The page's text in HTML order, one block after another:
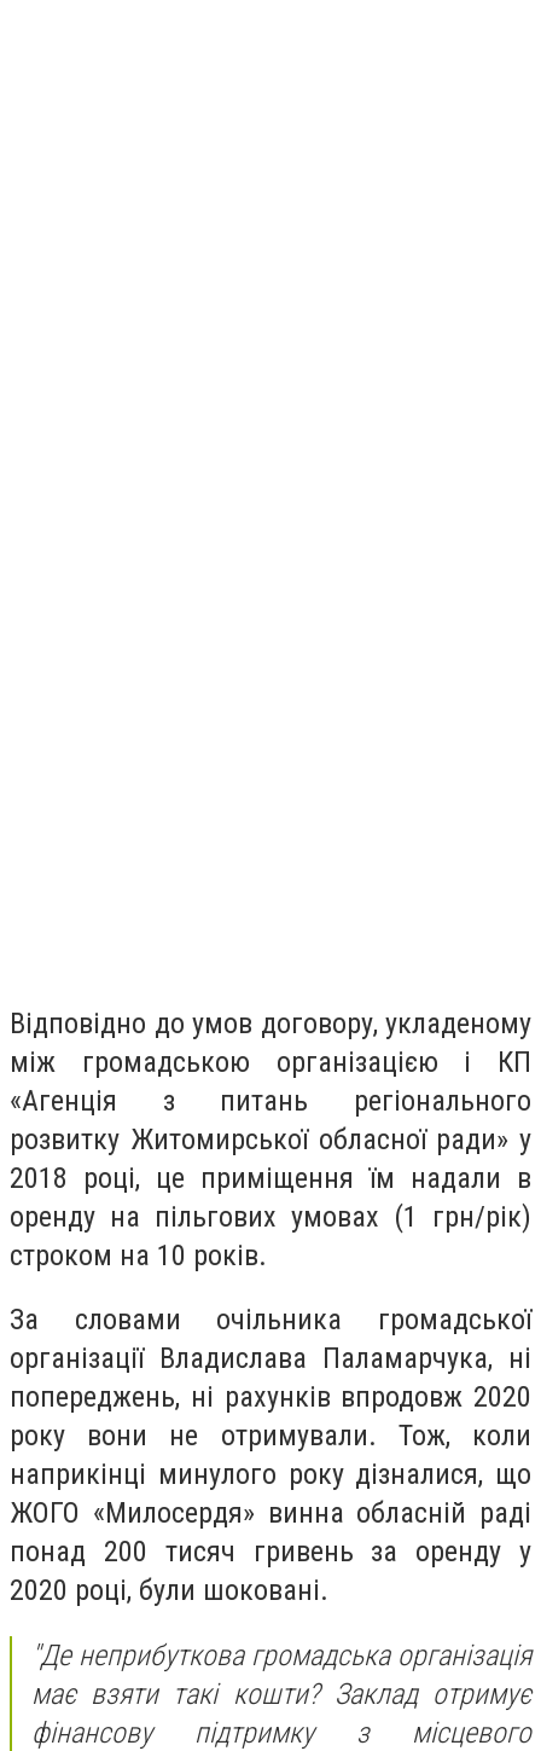
Відповідно до умов договору, укладеному
між громадською організацією і КП
«Агенція з питань регіонального
розвитку Житомирської обласної ради» у
2018 році, це приміщення їм надали в
оренду на пільгових умовах (1 грн/рік)
строком на 10 років.
За словами очільника громадської
організації Владислава Паламарчука, ні
попереджень, ні рахунків впродовж 2020
року вони не отримували. Тож, коли
наприкінці минулого року дізналися, що
ЖОГО «Милосердя» винна обласній раді
понад 200 тисяч гривень за оренду у
2020 році, були шоковані.
"Де неприбуткова громадська організація
має взяти такі кошти? Заклад отримує
фінансову підтримку з місцевого